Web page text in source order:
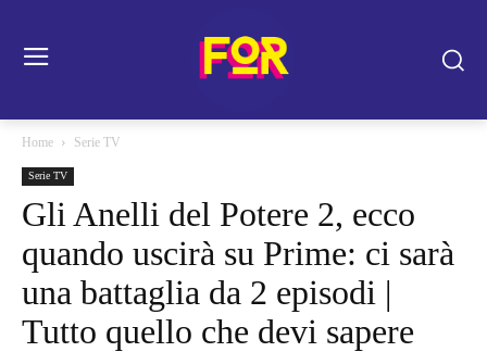
Home Serie TV
Serie TV
Gli Anelli del Potere 2, ecco
quando uscirà su Prime: ci sarà
una battaglia da 2 episodi |
Tutto quello che devi sapere